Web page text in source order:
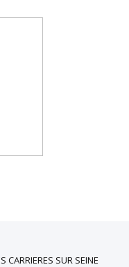
CARRIERES SUR SEINE